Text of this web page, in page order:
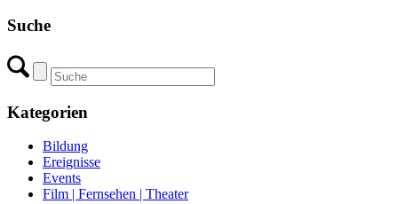
Suche
Kategorien
Bildung
Ereignisse
Events
Film | Fernsehen | Theater